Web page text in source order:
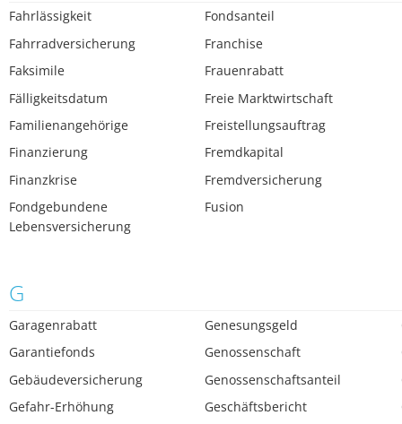
Fahrlässigkeit
Fahrradversicherung
Faksimile
Fälligkeitsdatum
Familienangehörige
Finanzierung
Finanzkrise
Fondgebundene
Lebensversicherung
Fondsanteil
Franchise
Frauenrabatt
Freie Marktwirtschaft
Freistellungsauftrag
Fremdkapital
Fremdversicherung
Fusion
G
Garagenrabatt
Garantiefonds
Gebäudeversicherung
Gefahr-Erhöhung
Genesungsgeld
Genossenschaft
Genossenschaftsanteil
Geschäftsbericht